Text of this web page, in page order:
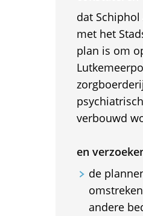
dat
met het
plan is om
verbouwd
en
de
andere